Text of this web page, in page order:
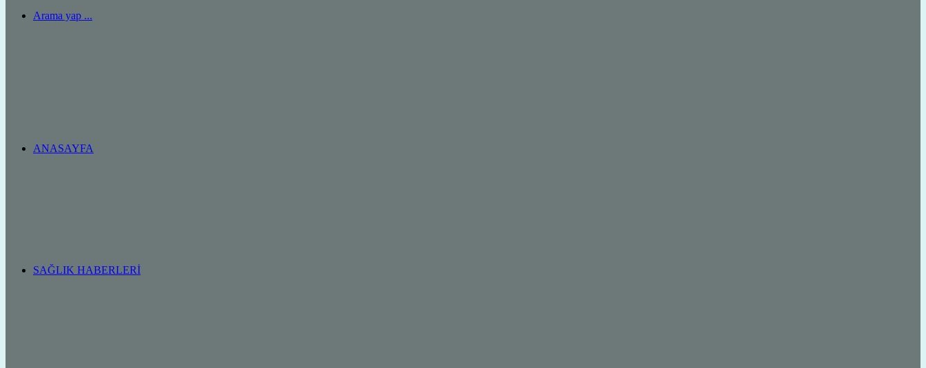
Arama yap ...
ANASAYFA
SAĞLIK HABERLERI